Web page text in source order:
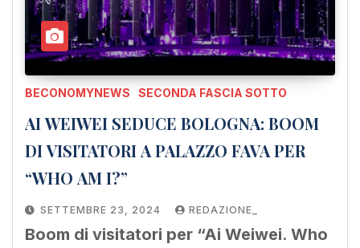
BECONOMYNEWS SECONDA FASCIA SOTTO
AI WEIWEI SEDUCE BOLOGNA: BOOM
DI VISITATORI A PALAZZO FAVA PER
“WHO AM I?”
SETTEMBRE 23, 2024 REDAZIONE_
Boom di visitatori per “Ai Weiwei. Who